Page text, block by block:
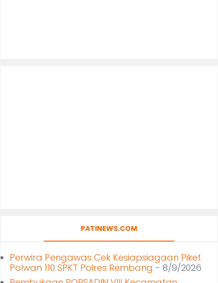
PATINEWS.COM
Perwira Pengawas Cek Kesiapsiagaan Piket
Polwan 110 SPKT Polres Rembang - 8/9/2026